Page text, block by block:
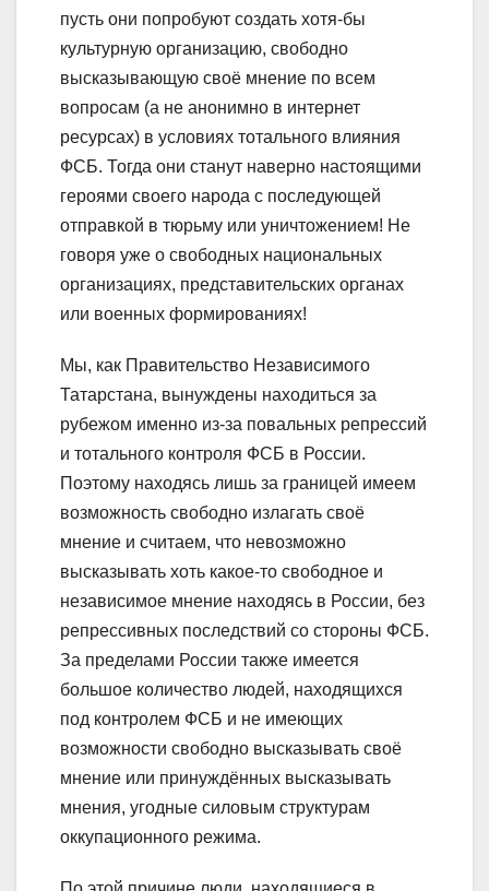
пусть они попробуют создать хотя-бы
культурную организацию, свободно
высказывающую своё мнение по всем
вопросам (а не анонимно в интернет
ресурсах) в условиях тотального влияния
ФСБ. Тогда они станут наверно настоящими
героями своего народа с последующей
отправкой в тюрьму или уничтожением! Не
говоря уже о свободных национальных
организациях, представительских органах
или военных формированиях!
Мы, как Правительство Независимого
Татарстана, вынуждены находиться за
рубежом именно из-за повальных репрессий
и тотального контроля ФСБ в России.
Поэтому находясь лишь за границей имеем
возможность свободно излагать своё
мнение и считаем, что невозможно
высказывать хоть какое-то свободное и
независимое мнение находясь в России, без
репрессивных последствий со стороны ФСБ.
За пределами России также имеется
большое количество людей, находящихся
под контролем ФСБ и не имеющих
возможности свободно высказывать своё
мнение или принуждённых высказывать
мнения, угодные силовым структурам
оккупационного режима.